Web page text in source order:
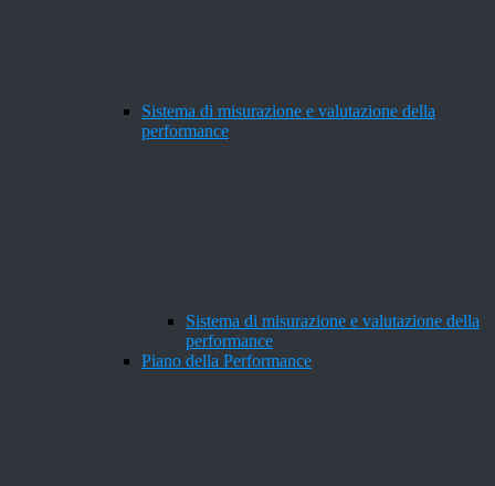
Sistema di misurazione e valutazione della
performance
Sistema di misurazione e valutazione della
performance
Piano della Performance